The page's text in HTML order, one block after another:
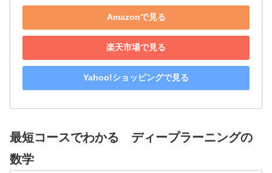
Amazonで見る
楽天市場で見る
Yahoo!ショッピングで見る
最短コースでわかる ディープラーニングの
数学